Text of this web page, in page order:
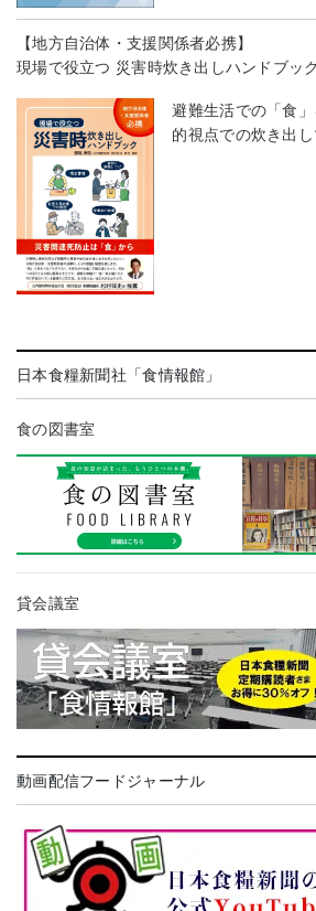
【地方自治体・支援関係者必携】
現場で役立つ 災害時炊き出しハンドブック
避難生活での「食
的視点での炊き出
日本食糧新聞社「食情報館」
食の図書室
貸会議室
動画配信フードジャーナル